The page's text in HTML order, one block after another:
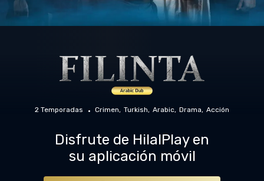
2 Temporadas Crimen Turkish Arabic Drama Acción
Disfrute de HilalPlay en
su aplicación móvil